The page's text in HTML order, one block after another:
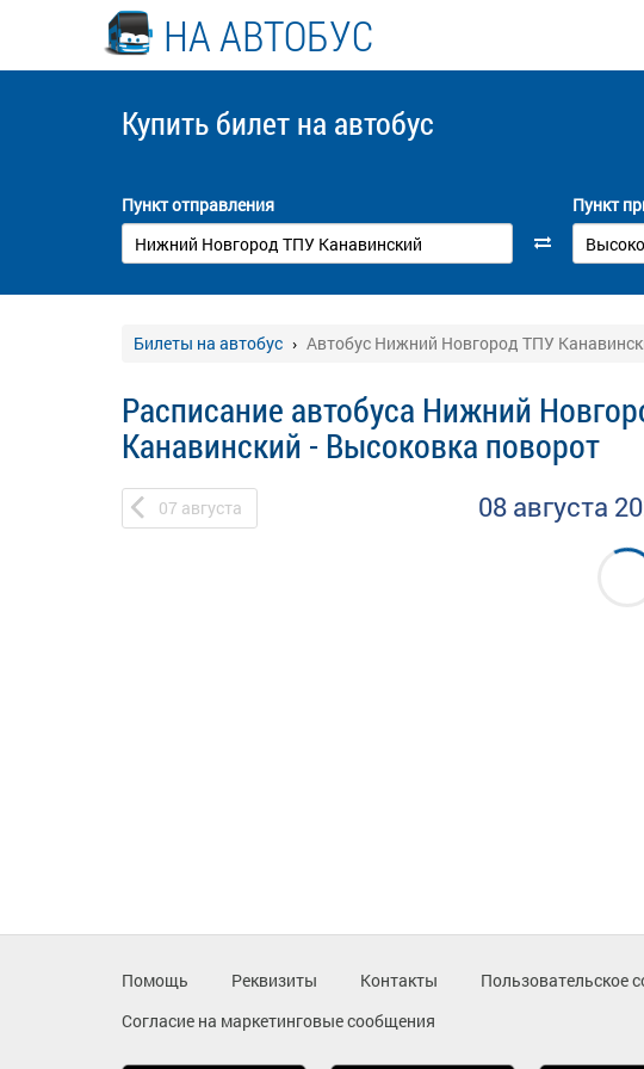
НА АВТОБУС
Купить билет на автобус
Пункт отправления Пункт
Билеты на автобус Автобус Нижний Новгород ТПУ
Расписание автобуса Нижний
Канавинский - Высоковка поворот
07 августа 08 августа
Помощь Реквизиты Контакты Пользовательское
Согласие на маркетинговые сообщения